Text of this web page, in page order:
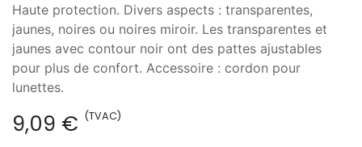
Haute protection. Divers aspects : transparentes,
jaunes, noires ou noires miroir. Les transparentes et
jaunes avec contour noir ont des pattes ajustables
pour plus de confort. Accessoire : cordon pour
lunettes.
9,09 € (TVAC)